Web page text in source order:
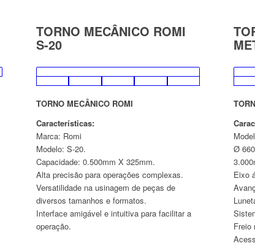
TORNO MECÂNICO ROMI
S-20
TORNO MECÂNICO ROMI
Características:
Marca: Romi
Modelo: S-20.
Capacidade: 0.500mm X 325mm.
Alta precisão para operações complexas.
Versatilidade na usinagem de peças de
diversos tamanhos e formatos.
Interface amigável e intuitiva para facilitar a
operação.
Ø
Eixo
Freio